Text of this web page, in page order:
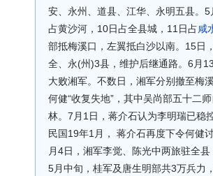
安、永州、道县、江华、永明五县。
占黄沙河，10日占全县城，11日占咸
部抵梅溪口，左翼抵白沙以南。15日
全、永(州)3县，维护后继通路。6月
大败湘军。不数日，湘军分别撤至梅
何健“收复失地”，其中吴尚部五十二
林。7月1日，蒋介石认为李明瑞已稳
民国19年1月， 蒋介石再度下令何健
月4日，湘军李觉、陈光中两旅驻全
5月中旬，桂军及唐生明部共3万兵力